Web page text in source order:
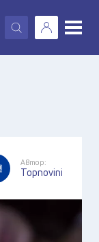
X
Автор:
Topnovini